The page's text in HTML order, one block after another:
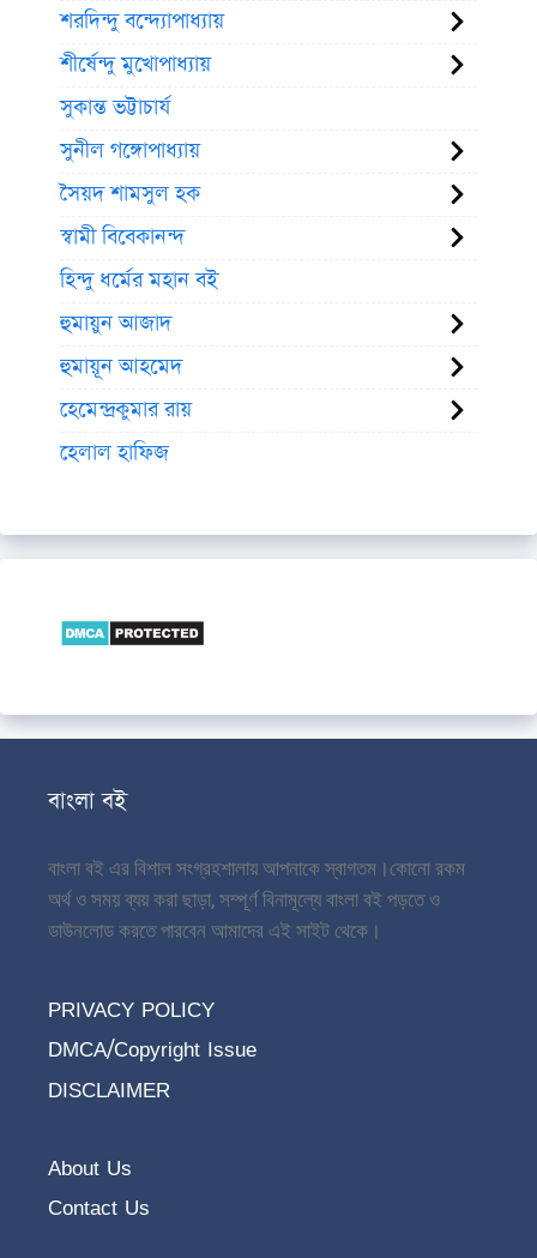
শরদিন্দু বন্দ্যোপাধ্যায়
শীর্ষেন্দু মুখোপাধ্যায়
সুকান্ত ভট্টাচার্য
সুনীল গঙ্গোপাধ্যায়
সৈয়দ শামসুল হক
স্বামী বিবেকানন্দ
হিন্দু ধর্মের মহান বই
হুমায়ুন আজাদ
হুমায়ূন আহমেদ
হেমেন্দ্রকুমার রায়
হেলাল হাফিজ
বাংলা বই
বাংলা বই এর বিশাল সংগ্রহশালায় আপনাকে স্বাগতম।কোনো রকম
অর্থ ও সময় ব্যয় করা ছাড়া, সম্পূর্ণ বিনামূল্যে বাংলা বই পড়তে ও
ডাউনলোড করতে পারবেন আমাদের এই সাইট থেকে।
PRIVACY POLICY
DMCA/Copyright Issue
DISCLAIMER
About Us
Contact Us